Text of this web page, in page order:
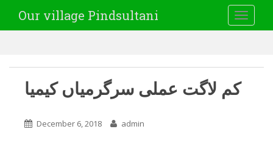
Our village Pindsultani
کم لاگت عملی سرگرمیاں کیمیا
December 6, 2018 admin